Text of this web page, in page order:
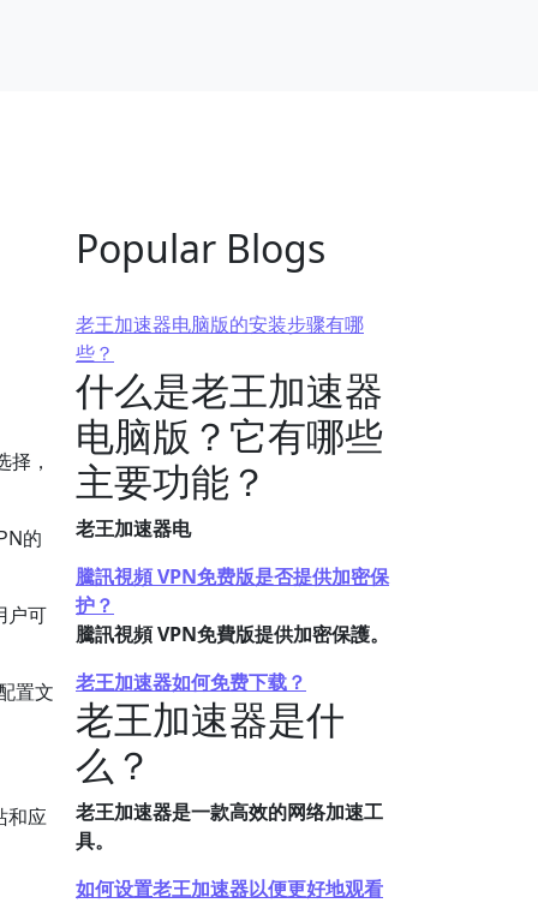
，
的
户可
置文
和应
Popular Blogs
老王加速器电脑版的安装步骤有哪
些？
什么是老王加速器
电脑版？它有哪些
主要功能？
老王加速器电
騰訊視頻 VPN免费版是否提供加密保
护？
騰訊視頻 VPN免費版提供加密保護。
老王加速器如何免费下载？
老王加速器是什
么？
老王加速器是一款高效的网络加速工
具。
如何设置老王加速器以便更好地观看